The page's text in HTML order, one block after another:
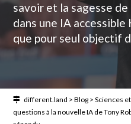
savoir et la sagesse
dans une IA
que pour seul objectif
different.land >Blog >Sciences
questions à la nouvelle IA de Tony